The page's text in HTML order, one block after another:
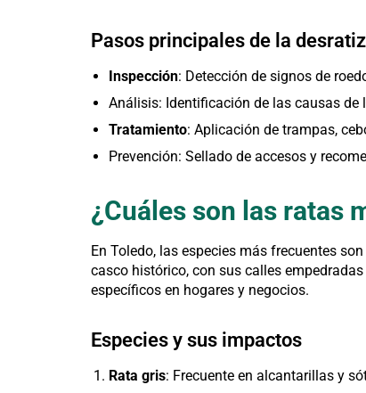
Pasos principales de la
Inspección: Detección de signos de
Análisis: Identificación de las causas de
Tratamiento: Aplicación de trampas,
Prevención: Sellado de accesos y
¿Cuáles son las ratas
En Toledo, las especies más frecuentes
casco histórico, con sus calles
específicos en hogares y negocios.
Especies y sus impactos
Rata gris: Frecuente en alcantarillas y